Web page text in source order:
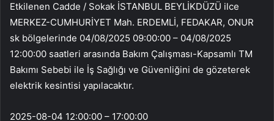
Etkilenen Cadde / Sokak İSTANBUL BEYLİKDÜZÜ ilce
MERKEZ-CUMHURİYET Mah. ERDEMLİ, FEDAKAR, ONUR
sk bölgelerinde 04/08/2025 09:00:00 – 04/08/2025
12:00:00 saatleri arasında Bakım Çalışması-Kapsamlı TM
Bakımı Sebebi ile İş Sağlığı ve Güvenliğini de gözeterek
elektrik kesintisi yapılacaktır.
2025-08-04 12:00:00 – 17:00:00